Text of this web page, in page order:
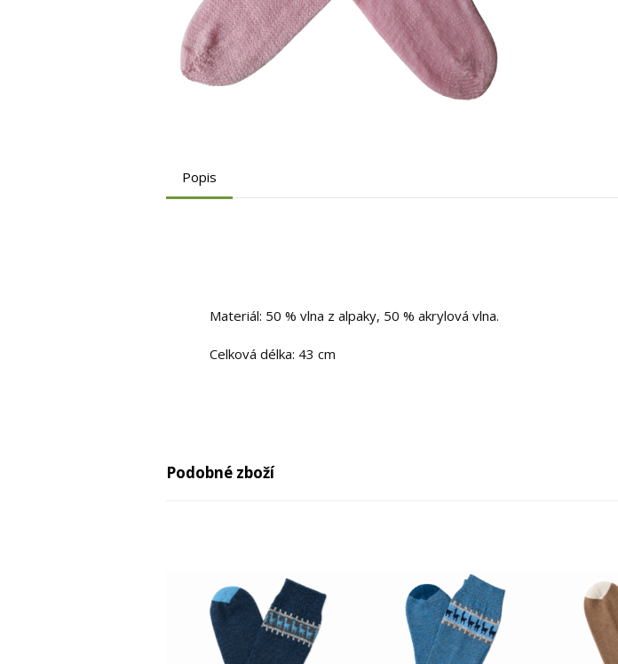
Popis
Materiál: 50 % vlna z alpaky, 50 % akrylová vlna.
Celková délka: 43 cm
Podobné zboží